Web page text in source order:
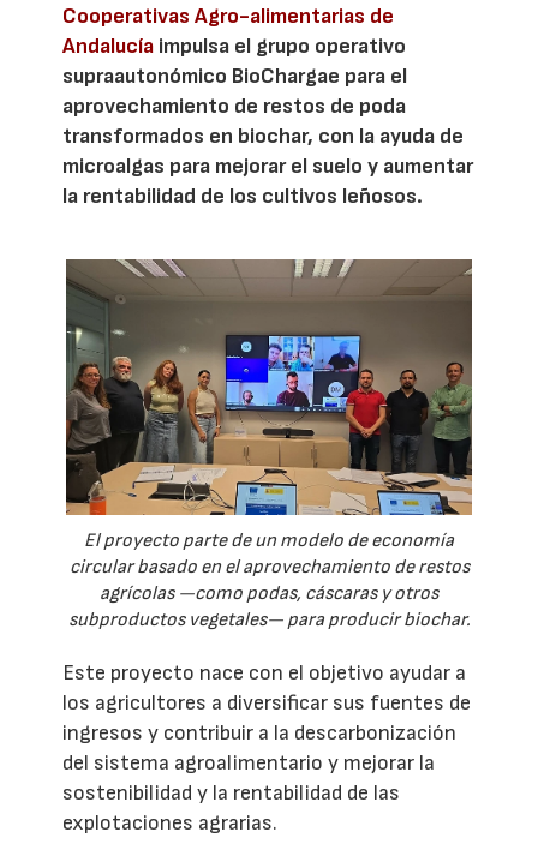
Cooperativas Agro-alimentarias de
Andalucía impulsa el grupo operativo
supraautonómico BioChargae para el
aprovechamiento de restos de poda
transformados en biochar, con la ayuda de
microalgas para mejorar el suelo y aumentar
la rentabilidad de los cultivos leñosos.
El proyecto parte de un modelo de economía
circular basado en el aprovechamiento de restos
agrícolas —como podas, cáscaras y otros
subproductos vegetales— para producir biochar.
Este proyecto nace con el objetivo ayudar a
los agricultores a diversificar sus fuentes de
ingresos y contribuir a la descarbonización
del sistema agroalimentario y mejorar la
sostenibilidad y la rentabilidad de las
explotaciones agrarias.